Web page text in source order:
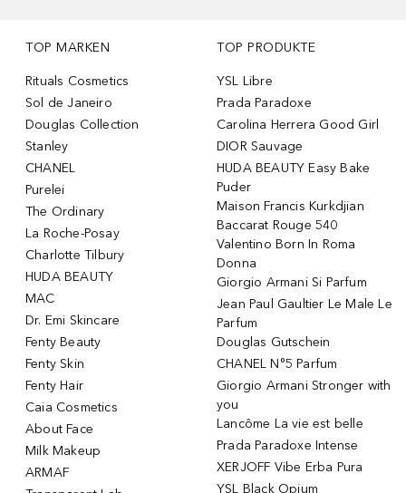
TOP MARKEN
Rituals Cosmetics
Sol de Janeiro
Douglas Collection
Stanley
CHANEL
Purelei
The Ordinary
La Roche-Posay
Charlotte Tilbury
HUDA BEAUTY
MAC
Dr. Emi Skincare
Fenty Beauty
Fenty Skin
Fenty Hair
Caia Cosmetics
About Face
Milk Makeup
ARMAF
TOP PRODUKTE
YSL Libre
Prada Paradoxe
Carolina Herrera Good Girl
DIOR Sauvage
HUDA BEAUTY Easy Bake
Puder
Maison Francis Kurkdjian
Baccarat Rouge 540
Valentino Born In Roma
Donna
Giorgio Armani Si Parfum
Jean Paul Gaultier Le Male Le
Parfum
Douglas Gutschein
CHANEL N°5 Parfum
Giorgio Armani Stronger with
you
Lancôme La vie est belle
Prada Paradoxe Intense
XERJOFF Vibe Erba Pura
YSL Black Opium